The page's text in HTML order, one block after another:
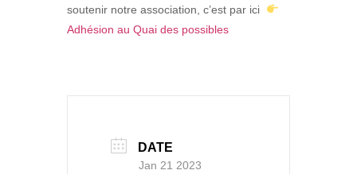
soutenir notre association, c’est par ici
Adhésion au Quai des possibles
DATE
Jan 21 2023